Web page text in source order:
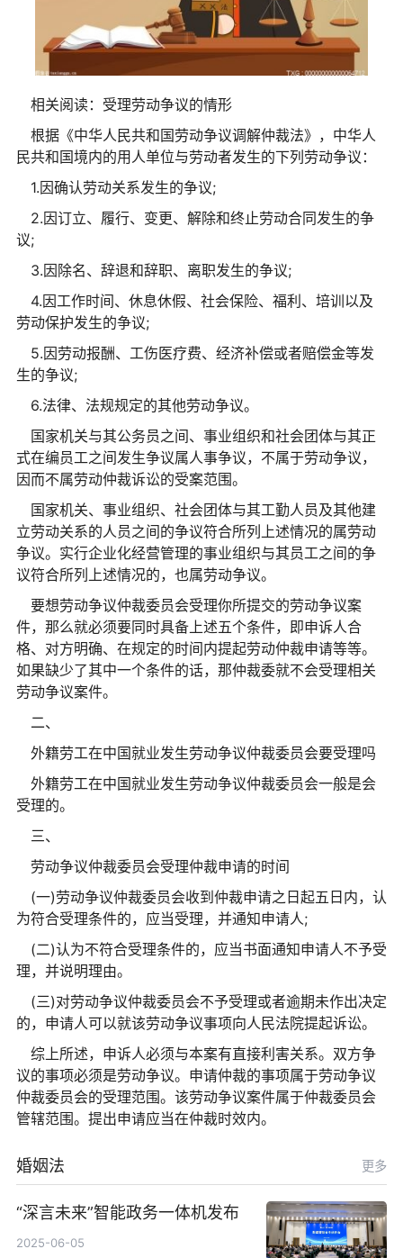
相关阅读：受理劳动争议的情形
根据《中华人民共和国劳动争议调解仲裁法》，中华人
民共和国境内的用人单位与劳动者发生的下列劳动争议：
1.因确认劳动关系发生的争议;
2.因订立、履行、变更、解除和终止劳动合同发生的争
议;
3.因除名、辞退和辞职、离职发生的争议;
4.因工作时间、休息休假、社会保险、福利、培训以及
劳动保护发生的争议;
5.因劳动报酬、工伤医疗费、经济补偿或者赔偿金等发
生的争议;
6.法律、法规规定的其他劳动争议。
国家机关与其公务员之间、事业组织和社会团体与其正
式在编员工之间发生争议属人事争议，不属于劳动争议，
因而不属劳动仲裁诉讼的受案范围。
国家机关、事业组织、社会团体与其工勤人员及其他建
立劳动关系的人员之间的争议符合所列上述情况的属劳动
争议。实行企业化经营管理的事业组织与其员工之间的争
议符合所列上述情况的，也属劳动争议。
要想劳动争议仲裁委员会受理你所提交的劳动争议案
件，那么就必须要同时具备上述五个条件，即申诉人合
格、对方明确、在规定的时间内提起劳动仲裁申请等等。
如果缺少了其中一个条件的话，那仲裁委就不会受理相关
劳动争议案件。
二、
外籍劳工在中国就业发生劳动争议仲裁委员会要受理吗
外籍劳工在中国就业发生劳动争议仲裁委员会一般是会
受理的。
三、
劳动争议仲裁委员会受理仲裁申请的时间
(一)劳动争议仲裁委员会收到仲裁申请之日起五日内，认
为符合受理条件的，应当受理，并通知申请人;
(二)认为不符合受理条件的，应当书面通知申请人不予受
理，并说明理由。
(三)对劳动争议仲裁委员会不予受理或者逾期未作出决定
的，申请人可以就该劳动争议事项向人民法院提起诉讼。
综上所述，申诉人必须与本案有直接利害关系。双方争
议的事项必须是劳动争议。申请仲裁的事项属于劳动争议
仲裁委员会的受理范围。该劳动争议案件属于仲裁委员会
管辖范围。提出申请应当在仲裁时效内。
婚姻法 更多
“深言未来”智能政务一体机发布
2025-06-05